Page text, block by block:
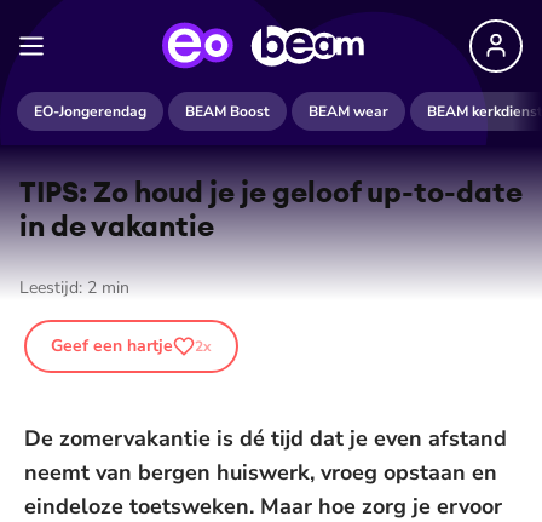
EO-Jongerendag BEAM Boost BEAM wear BEAM kerkdienst
TIPS: Zo houd je je geloof up-to-date
in de vakantie
Leestijd:2min
Geef een hartje 2x
De zomervakantie is dé tijd dat je even afstand
neemt van bergen huiswerk, vroeg opstaan en
eindeloze toetsweken. Maar hoe zorg je ervoor